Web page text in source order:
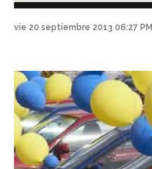
vie 20 septiembre 2013 06:27 PM